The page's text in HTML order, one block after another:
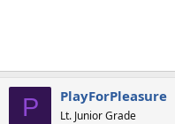
P PlayForPleasure
Lt. Junior Grade